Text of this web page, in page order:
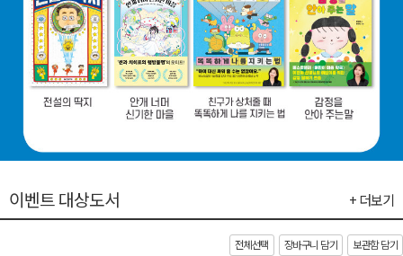
이벤트 대상도서 + 더보기
전체선택 장바구니 담기 보관함 담기